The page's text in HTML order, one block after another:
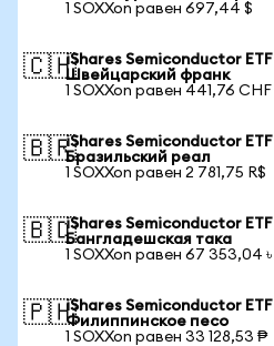
1 SOXXon равен 697,44 $
🇨🇭iShares Semiconductor
Швейцарский франк
1 SOXXon равен 441,76 CHF
🇧🇷iShares Semiconductor
Бразильский реал
1 SOXXon равен 2 781,75 R$
🇧🇩iShares Semiconductor
Бангладешская така
1 SOXXon равен 67 353,04 ৳
🇵🇭iShares Semiconductor
Филиппинское песо
1 SOXXon равен 33 128,53 ₱